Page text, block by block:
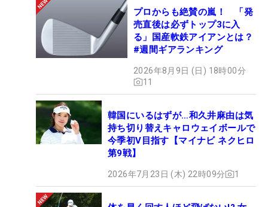
プロからも絶賛の嵐！ 「発
売直後は必ずトップ3に入
る」国産軟鉄アイアンとは？
#週間ギアランキング
2026年8月9日 (日) 18時00分
11
韓国にいるはずが…和久井麻由は気
持ち切り替えキャロウェイボールで
今季初V目指す【マイナビ ネクヒロ
第9戦】
2026年7月23日 (木) 22時09分 1